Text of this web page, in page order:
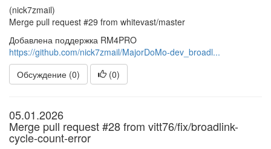
(nick7zmail)
Merge pull request #29 from whitevast/master
Добавлена поддержка RM4PRO
https://github.com/nick7zmail/MajorDoMo-dev_broadl...
Обсуждение (0)
(0)
05.01.2026
Merge pull request #28 from vitt76/fix/broadlink-
cycle-count-error